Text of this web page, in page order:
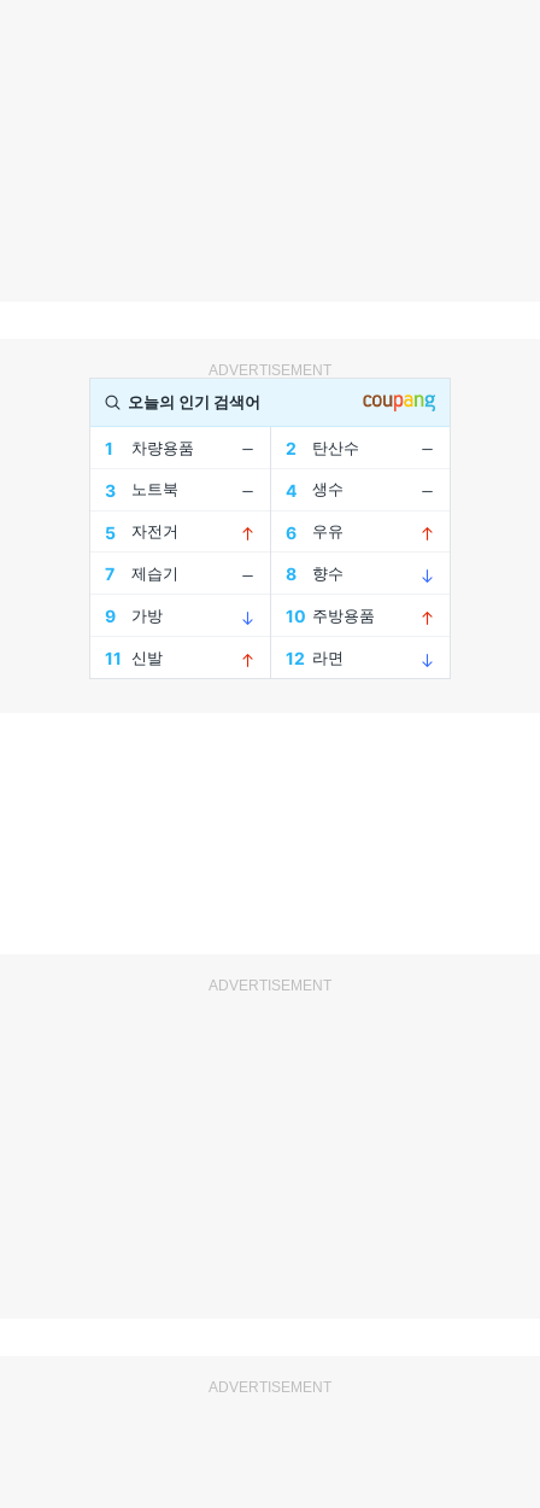
ADVERTISEMENT
ADVERTISEMENT
ADVERTISEMENT